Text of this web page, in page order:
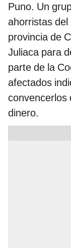
Puno. Un
ahorristas del
provincia de
Juliaca para
parte de la
afectados
convencerlos
dinero.